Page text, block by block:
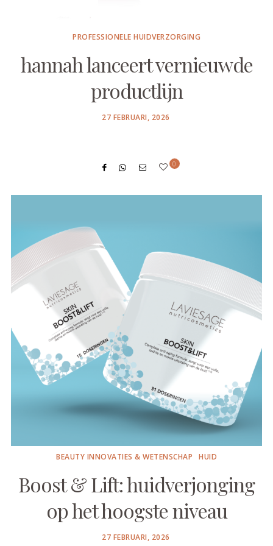
PROFESSIONELE HUIDVERZORGING
hannah lanceert vernieuwde
productlijn
POSTED
27 FEBRUARI, 2026
0
BEAUTY INNOVATIES & WETENSCHAP HUID
Boost & Lift: huidverjonging
op het hoogste niveau
POSTED
27 FEBRUARI, 2026